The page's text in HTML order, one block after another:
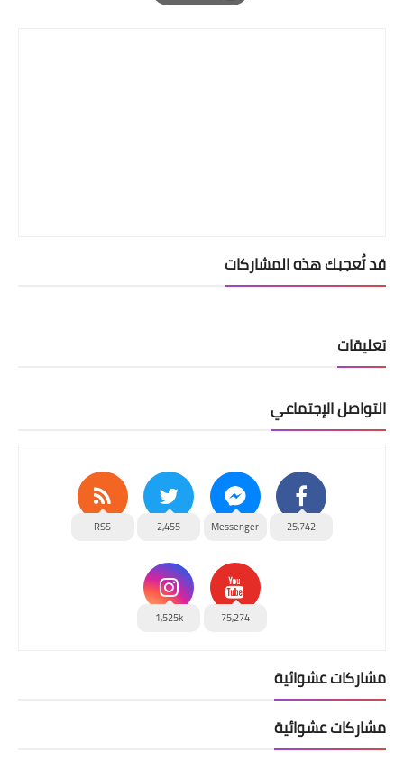
Print
قد تُعجبك هذه المشاركات
تعليقات
التواصل الإجتماعي
25,742
Messenger
2,455
RSS
75,274
1,525k
مشاركات عشوائية
مشاركات عشوائية